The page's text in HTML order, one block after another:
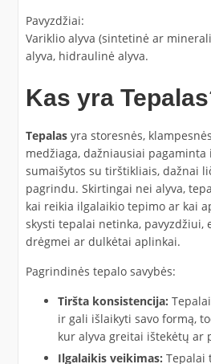
Pavyzdžiai:
Variklio alyva (sintetinė ar
alyva, hidraulinė alyva.
Kas yra
Tepalasyra storesnės,
medžiaga, dažniausiai pagaminta
sumaišytos su tirštikliais, dažnai
pagrindu. Skirtingai nei alyva,
kai reikia ilgalaikio tepimo ar kai
skysti tepalai netinka, pavyzdžiui,
drėgmei ar dulkėtai aplinkai.
Pagrindinės tepalo savybės:
Tiršta konsistencija:
ir gali išlaikyti savo formą,
kur alyva greitai ištekėtų ar
Ilgalaikis veikimas: Tepalai